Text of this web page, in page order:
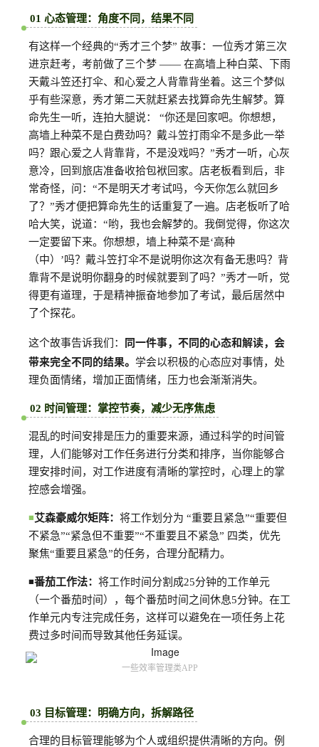
01 心态管理：角度不同，结果不同
有这样一个经典的“秀才三个梦” 故事：一位秀才第三次
进京赶考，考前做了三个梦 —— 在高墙上种白菜、下雨
天戴斗笠还打伞、和心爱之人背靠背坐着。这三个梦似
乎有些深意，秀才第二天就赶紧去找算命先生解梦。算
命先生一听，连拍大腿说： “你还是回家吧。你想想，
高墙上种菜不是白费劲吗？戴斗笠打雨伞不是多此一举
吗？跟心爱之人背靠背，不是没戏吗？”秀才一听，心灰
意冷，回到旅店准备收拾包袱回家。店老板看到后，非
常奇怪，问：“不是明天才考试吗，今天你怎么就回乡
了？”秀才便把算命先生的话重复了一遍。店老板听了哈
哈大笑，说道：“哟，我也会解梦的。我倒觉得，你这次
一定要留下来。你想想，墙上种菜不是‘高种
（中）’吗？戴斗笠打伞不是说明你这次有备无患吗？背
靠背不是说明你翻身的时候就要到了吗？”秀才一听，觉
得更有道理，于是精神振奋地参加了考试，最后居然中
了个探花。
这个故事告诉我们： 同一件事，不同的心态和解读，会
带来完全不同的结果。 学会以积极的心态应对事情，处
理负面情绪，增加正面情绪，压力也会渐渐消失。
02 时间管理：掌控节奏，减少无序焦虑
混乱的时间安排是压力的重要来源，通过科学的时间管
理，人们能够对工作任务进行分类和排序，当你能够合
理安排时间，对工作进度有清晰的掌控时，心理上的掌
控感会增强。
◾艾森豪威尔矩阵： 将工作划分为 “重要且紧急”“重要但
不紧急”“紧急但不重要”“不重要且不紧急” 四类，优先
聚焦“重要且紧急”的任务，合理分配精力。
◾番茄工作法： 将工作时间分割成25分钟的工作单元
（一个番茄时间），每个番茄时间之间休息5分钟。在工
作单元内专注完成任务，这样可以避免在一项任务上花
费过多时间而导致其他任务延误。
一些效率管理类APP
03 目标管理：明确方向，拆解路径
合理的目标管理能够为个人或组织提供清晰的方向。例